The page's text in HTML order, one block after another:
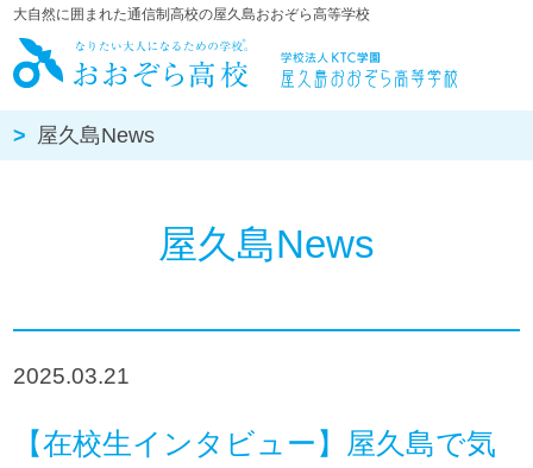
大自然に囲まれた通信制高校の屋久島おおぞら高等学校
屋久島News
屋久島News
2025.03.21
【在校生インタビュー】屋久島で気